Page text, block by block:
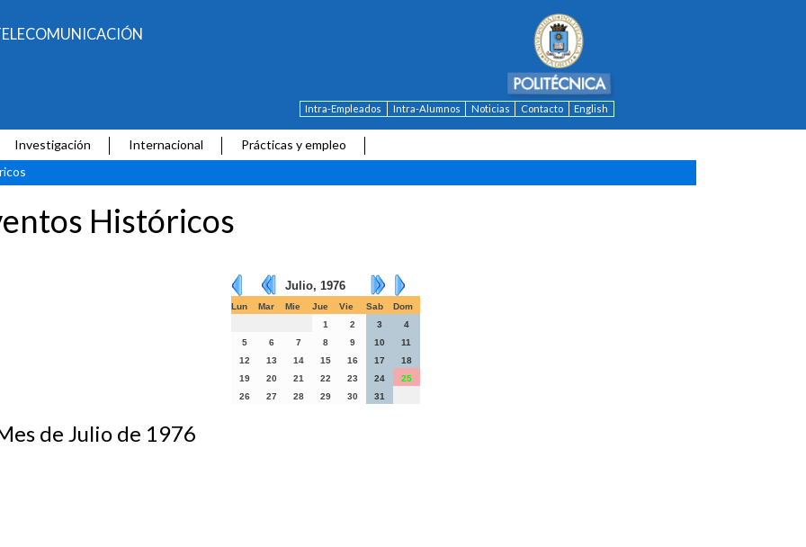
Intra-Empleados Intra-Alumnos Noticias Contacto English
Investigación Internacional
Prácticas y empleo
Históricos
Julio, 1976
Lun Mar Mie Jue Vie Sab
Dom
1
2 3
4
5
6 7 8 9 10
11
12
13 14 15 16 17
18
19
20 21 22 23 24
25
26
27 28 29 30 31
de Julio de 1976